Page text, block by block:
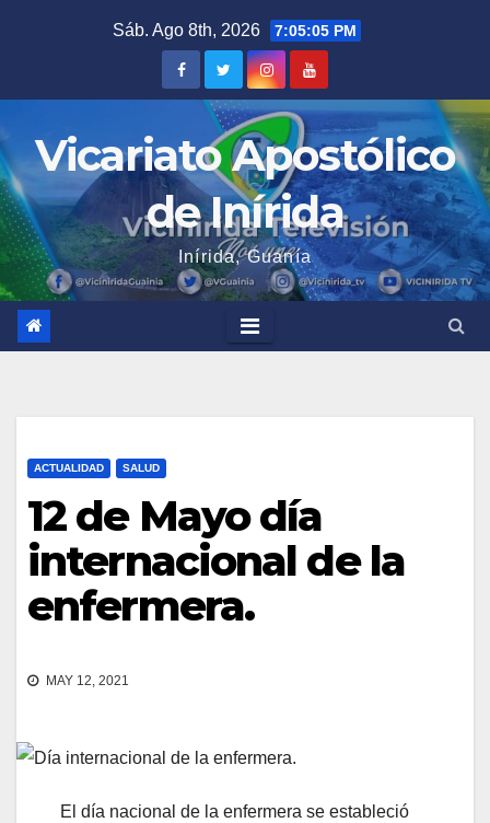
Sáb. Ago 8th, 2026 7:05:05 PM
Vicariato Apostólico
de Inírida
Inírida, Guanía
ACTUALIDAD SALUD
12 de Mayo día
internacional de la
enfermera.
MAY 12, 2021
El día nacional de la enfermera se estableció